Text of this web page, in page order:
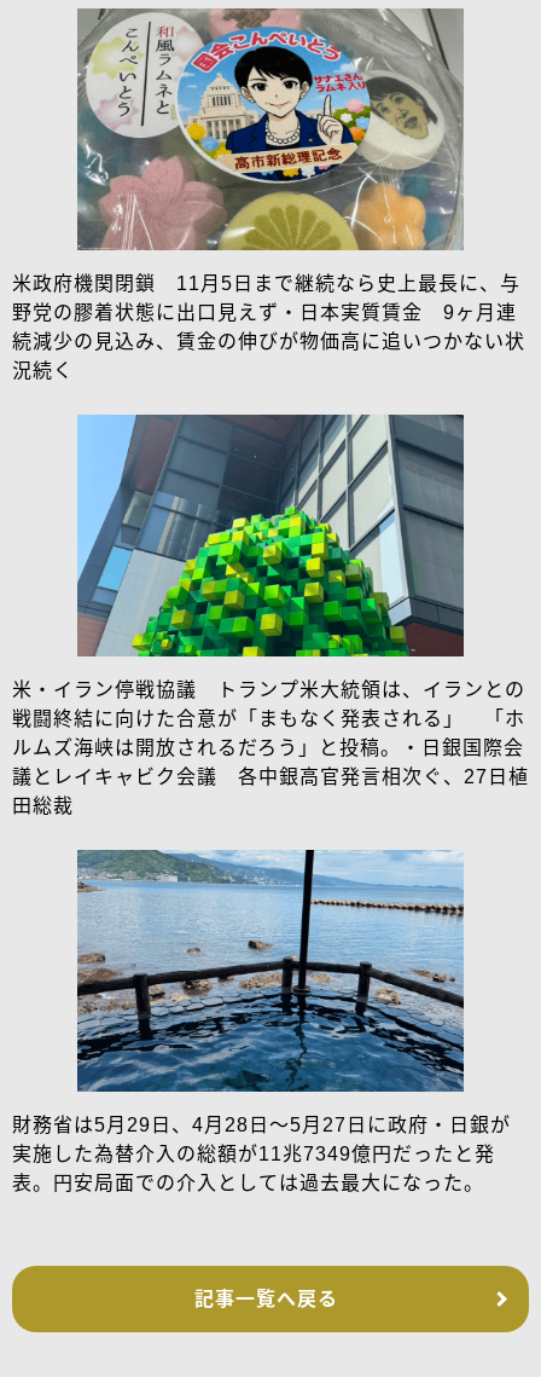
米政府機関閉鎖 11月5日まで継続なら史上最長に、与
野党の膠着状態に出口見えず・日本実質賃金 9ヶ月連
続減少の見込み、賃金の伸びが物価高に追いつかない状
況続く
米・イラン停戦協議 トランプ米大統領は、イランとの
戦闘終結に向けた合意が「まもなく発表される」 「ホ
ルムズ海峡は開放されるだろう」と投稿。・日銀国際会
議とレイキャビク会議 各中銀高官発言相次ぐ、27日植
田総裁
財務省は5月29日、4月28日～5月27日に政府・日銀が
実施した為替介入の総額が11兆7349億円だったと発
表。円安局面での介入としては過去最大になった。
記事一覧へ戻る